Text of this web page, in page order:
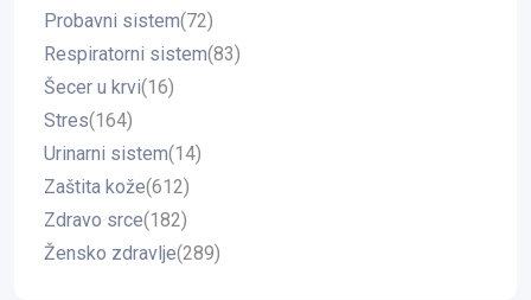
Probavni sistem(72)
Respiratorni sistem(83)
Šecer u krvi(16)
Stres(164)
Urinarni sistem(14)
Zaštita kože(612)
Zdravo srce(182)
Žensko zdravlje(289)